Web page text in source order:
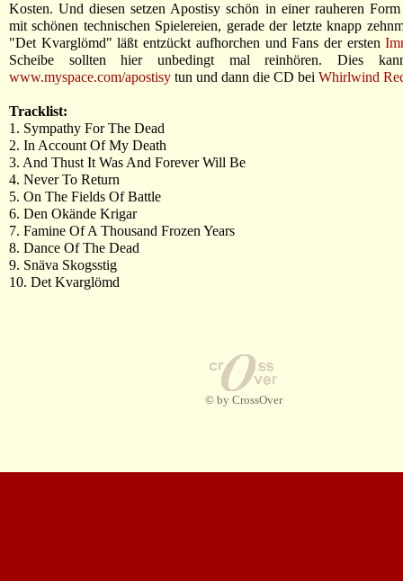
Kosten. Und diesen setzen Apostisy schön in einer rauheren
mit schönen technischen Spielereien, gerade der letzte knapp
"Det Kvarglömd" läßt entzückt aufhorchen und Fans der ersten
Scheibe sollten hier unbedingt mal reinhören. Dies
www.myspace.com/apostisy tun und dann die CD bei Whirlwind
Tracklist:
1. Sympathy For The Dead
2. In Account Of My Death
3. And Thust It Was And Forever Will Be
4. Never To Return
5. On The Fields Of Battle
6. Den Okände Krigar
7. Famine Of A Thousand Frozen Years
8. Dance Of The Dead
9. Snäva Skogsstig
10. Det Kvarglömd
© by CrossOver